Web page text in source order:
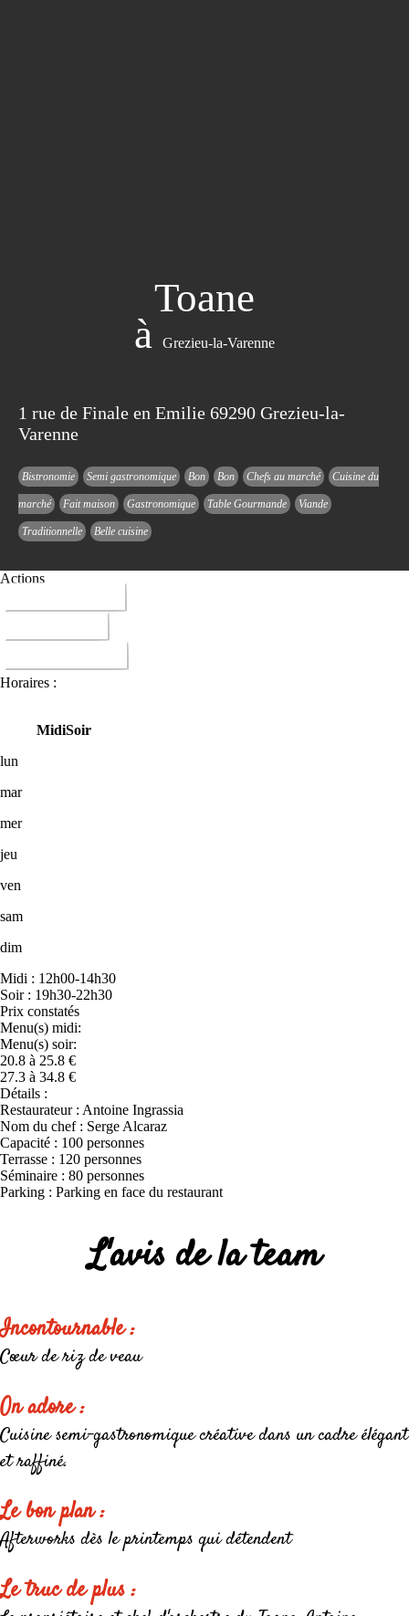
Toane
à
Grezieu-la-Varenne
1 rue de Finale en Emilie 69290 Grezieu-la-
Varenne
Bistronomie Semi gastronomique Bon Bon Chefs au marché Cuisine du
marché Fait maison Gastronomique Table Gourmande Viande
Traditionnelle Belle cuisine
Actions
Horaires :
MidiSoir
lun
mar
mer
jeu
ven
sam
dim
Midi : 12h00-14h30
Soir : 19h30-22h30
Prix constatés
Menu(s) midi:
Menu(s) soir:
20.8 à 25.8 €
27.3 à 34.8 €
Détails :
Restaurateur : Antoine Ingrassia
Nom du chef : Serge Alcaraz
Capacité : 100 personnes
Terrasse : 120 personnes
Séminaire : 80 personnes
Parking : Parking en face du restaurant
L'avis de la team
Incontournable :
Cœur de riz de veau
On adore :
Cuisine semi-gastronomique créative dans un cadre élégant
et raffiné.
Le bon plan :
Afterworks dès le printemps qui détendent
Le truc de plus :